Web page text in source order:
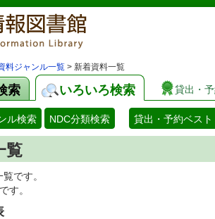
料ジャンル一覧 > 新着資料一覧
索 いろいろ検索 貸出・
ル検索 NDC分類検索 貸出・予約ベスト
覧
です。
す。